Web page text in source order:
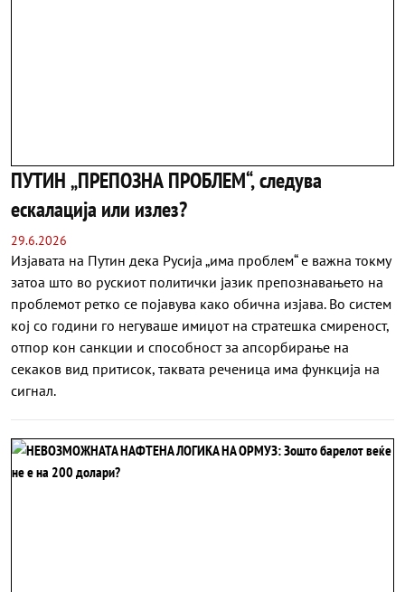
ПУТИН „ПРЕПОЗНА ПРОБЛЕМ“, следува
ескалација или излез?
29.6.2026
Изјавата на Путин дека Русија „има проблем“ е важна токму
затоа што во рускиот политички јазик препознавањето на
проблемот ретко се појавува како обична изјава. Во систем
кој со години го негуваше имиџот на стратешка смиреност,
отпор кон санкции и способност за апсорбирање на
секаков вид притисок, таквата реченица има функција на
сигнал.